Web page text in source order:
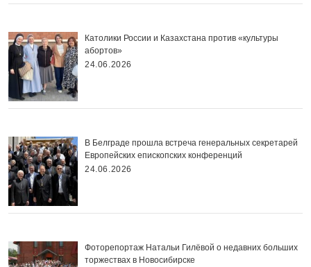
Католики России и Казахстана против «культуры
абортов»
24.06.2026
В Белграде прошла встреча генеральных секретарей
Европейских епископских конференций
24.06.2026
Фоторепортаж Натальи Гилёвой о недавних больших
торжествах в Новосибирске